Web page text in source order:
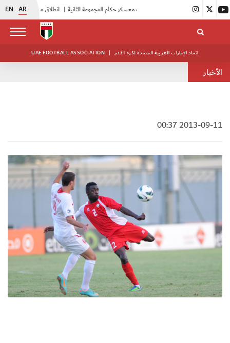
EN AR انطلاق منافسات بطولة النخبة لحرس الرئاسة |
UAE FOOTBALL ASSOCIATION | اتحاد الإمارات العربية المتحدة لكرة القدم
الأخبار
2013-09-11 00:37